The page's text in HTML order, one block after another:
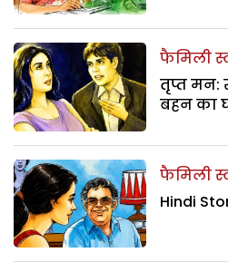
फैमिली
तृप्त मन:
बहन का
फैमिली
Hindi